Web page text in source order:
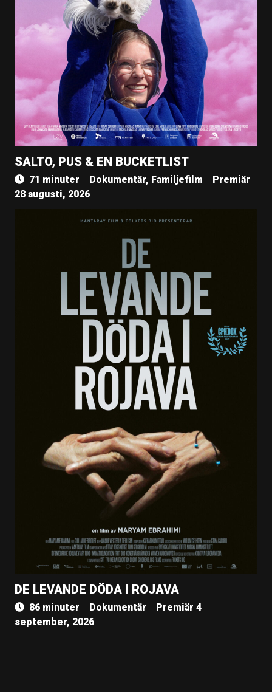
SALTO, PUS & EN BUCKETLIST
71 minuter Dokumentär, Familjefilm
Premiär
28 augusti, 2026
DE LEVANDE DÖDA I ROJAVA
86 minuter Dokumentär
Premiär 4
september, 2026